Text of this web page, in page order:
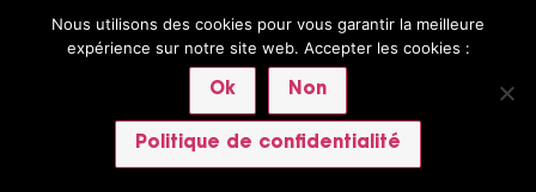
vices ou des défauts de conformité apparents.
Article L. 217-4 du Code de la consommation : Le
vendeur livre un bien conforme au contrat et répond
des défauts de conformité existant lors de la
délivrance. Il répond également des défauts de
Nous utilisons des cookies pour vous garantir la meilleure
expérience sur notre site web. Accepter les cookies :
Ok Non
Politique de confidentialité